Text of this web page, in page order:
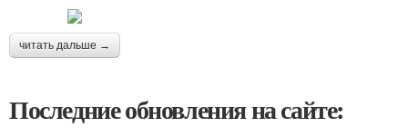
читать дальше →
Последние обновления на сайте: